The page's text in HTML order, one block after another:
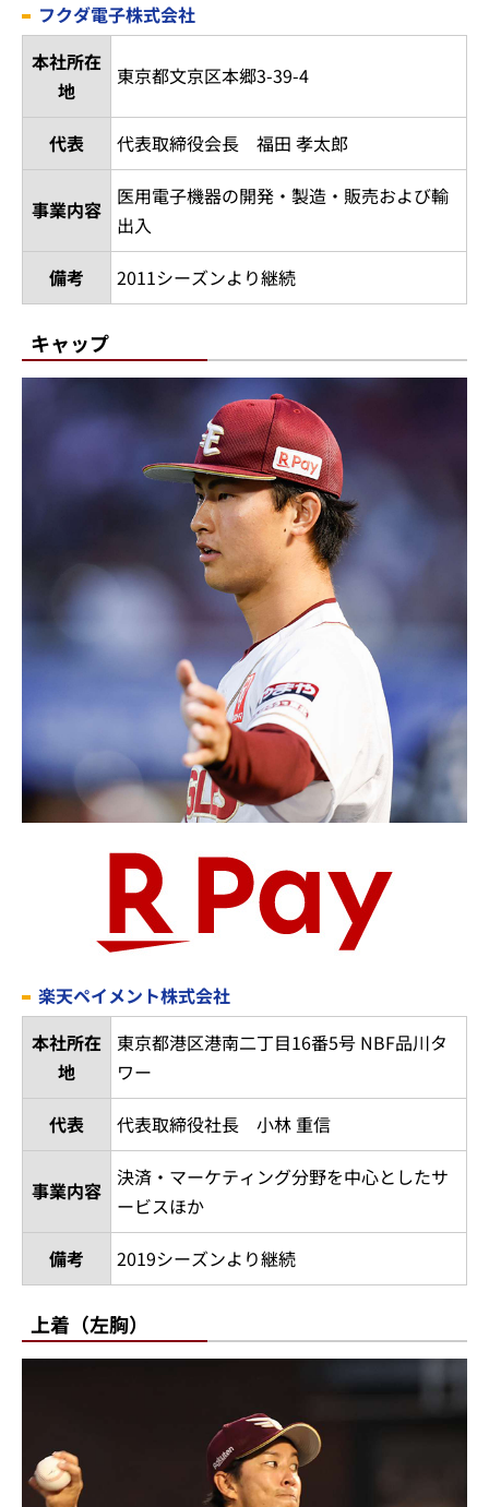
フクダ電子株式会社
本社所在
地
東京都文京区本郷3-39-4
代表 代表取締役会長 福田 孝太郎
事業内容
医用電子機器の開発・製造・販売および輸
出入
備考
2011シーズンより継続
キャップ
楽天ペイメント株式会社
本社所在
地
東京都港区港南二丁目16番5号 NBF品川タ
ワー
代表
代表取締役社長 小林 重信
事業内容
決済・マーケティング分野を中心としたサ
ービスほか
備考
2019シーズンより継続
上着（左胸）